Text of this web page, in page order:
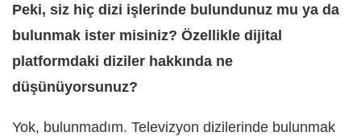
Peki, siz hiç dizi işlerinde bulundunuz mu ya da
bulunmak ister misiniz? Özellikle dijital
platformdaki diziler hakkında ne
düşünüyorsunuz?
Yok, bulunmadım. Televizyon dizilerinde bulunmak